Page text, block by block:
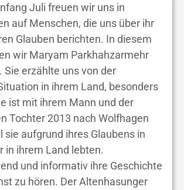
Juli freuen wir uns in
auf Menschen, die uns über ihr
Glauben berichten. In diesem
wir Maryam Parkhahzarmehr
Sie erzählte uns von der
in ihrem Land, besonders
ist mit ihrem Mann und der
Tochter 2013 nach Wolfhagen
sie aufgrund ihres Glaubens in
in ihrem Land lebten.
und informativ ihre Geschichte
zu hören. Der Altenhasunger